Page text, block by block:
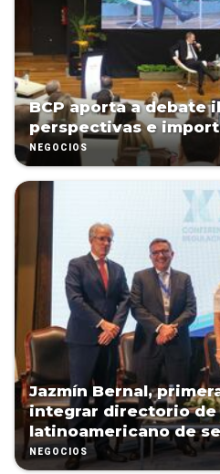
BCP aporta a debate
perspectivas e
NEGOCIOS
Jazmín Bernal,
integrar directorio de
latinoamericano de
NEGOCIOS